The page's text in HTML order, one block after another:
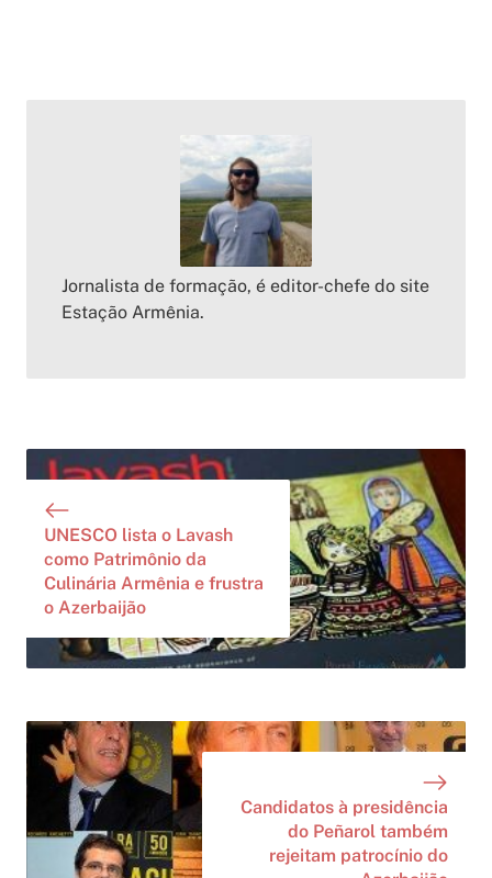
Jornalista de formação, é editor-chefe do site
Estação Armênia.
UNESCO lista o Lavash
como Patrimônio da
Culinária Armênia e frustra
o Azerbaijão
Candidatos à presidência
do Peñarol também
rejeitam patrocínio do